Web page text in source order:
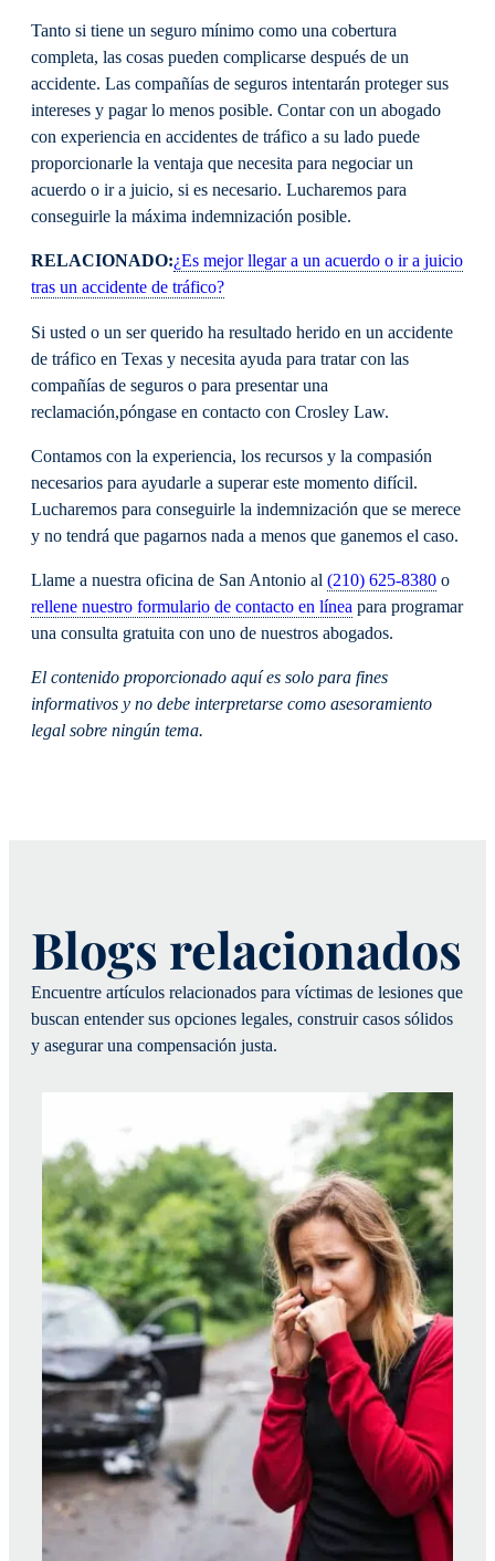
Tanto si tiene un seguro mínimo como una cobertura
completa, las cosas pueden complicarse después de un
accidente. Las compañías de seguros intentarán proteger sus
intereses y pagar lo menos posible. Contar con un abogado
con experiencia en accidentes de tráfico a su lado puede
proporcionarle la ventaja que necesita para negociar un
acuerdo o ir a juicio, si es necesario. Lucharemos para
conseguirle la máxima indemnización posible.
RELACIONADO:¿Es mejor llegar a un acuerdo o ir a juicio
tras un accidente de tráfico?
Si usted o un ser querido ha resultado herido en un accidente
de tráfico en Texas y necesita ayuda para tratar con las
compañías de seguros o para presentar una
reclamación,póngase en contacto con Crosley Law.
Contamos con la experiencia, los recursos y la compasión
necesarios para ayudarle a superar este momento difícil.
Lucharemos para conseguirle la indemnización que se merece
y no tendrá que pagarnos nada a menos que ganemos el caso.
Llame a nuestra oficina de San Antonio al (210) 625-8380 o
rellene nuestro formulario de contacto en línea para programar
una consulta gratuita con uno de nuestros abogados.
El contenido proporcionado aquí es solo para fines
informativos y no debe interpretarse como asesoramiento
legal sobre ningún tema.
Blogs relacionados
Encuentre artículos relacionados para víctimas de lesiones que
buscan entender sus opciones legales, construir casos sólidos
y asegurar una compensación justa.